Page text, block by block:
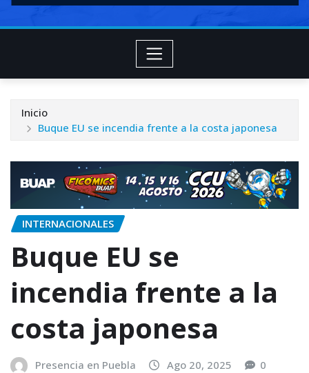
Inicio
Buque EU se incendia frente a la costa japonesa
INTERNACIONALES
Buque EU se
incendia frente a la
costa japonesa
Presencia en Puebla Ago 20, 2025 0